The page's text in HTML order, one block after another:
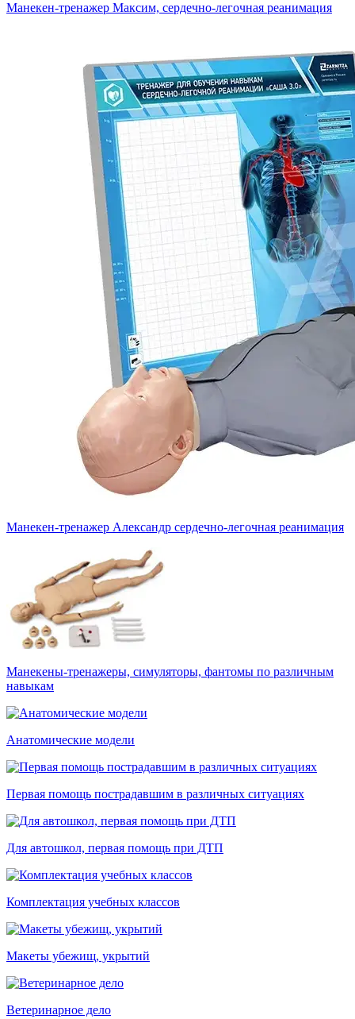
Манекен-тренажер Максим, сердечно-легочная реанимация
Манекен-тренажер Александр сердечно-легочная реанимация
Манекены-тренажеры, симуляторы, фантомы по различным
навыкам
Анатомические модели
Первая помощь пострадавшим в различных ситуациях
Для автошкол, первая помощь при ДТП
Комплектация учебных классов
Макеты убежищ, укрытий
Ветеринарное дело